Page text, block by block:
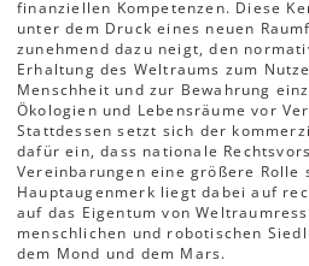
finanziellen Kompetenzen. Diese
unter dem Druck eines neuen
zunehmend dazu neigt, den
Erhaltung des Welt­raums zum
Menschheit und zur Bewahrung
Ökologien und Lebensräume vor
Stattdessen setzt sich der
dafür ein, dass nationale
Vereinbarungen eine größere Rolle
Hauptaugenmerk liegt dabei auf
auf das Eigentum von
menschlichen und robotischen
dem Mond und dem Mars.